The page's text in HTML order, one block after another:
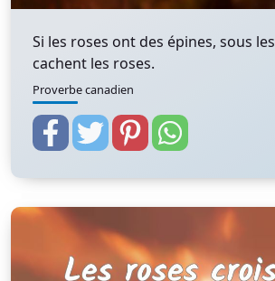
Si les roses ont des épines, sous
cachent les roses.
Proverbe canadien